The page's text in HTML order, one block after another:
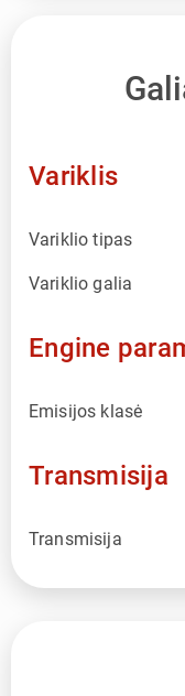
Variklis
Variklio tipas
Variklio galia
Engine
Emisijos klasė
Transmisija
Transmisija